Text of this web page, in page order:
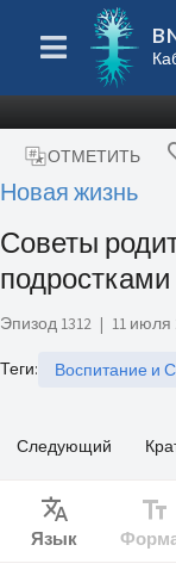
ОТМЕТИТЬ
Новая жизнь
Советы
подростками
Эпизод 1312 | 11 июля
Теги: Воспитание и
Следующий
Translate
Язык
text_fields